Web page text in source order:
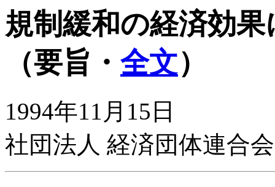
規制緩和の経済効
（要旨・ 全文）
1994年11月15日
社団法人 経済団体連合会